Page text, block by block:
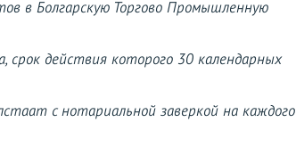
в Болгарскую Торгово Промышленную
действия которого 30 календарных
с нотариальной заверкой на каждого